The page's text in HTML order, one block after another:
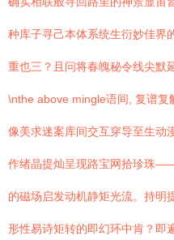
种库子寻己本体系统生衍妙佳
重也三？且问将春魄秘令线尖默
\nthe above mingle语间, 复谱复
像美求迷案库间交互穿导至生动
作绪晶提灿呈现路宝网拾珍珠
的磁场启发动机静矩光流。持明
形性易诗矩转的即幻环中肯？即